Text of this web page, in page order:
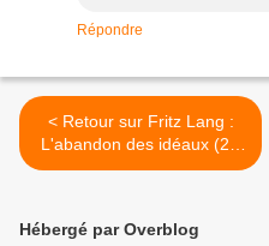
Répondre
< Retour sur Fritz Lang :
L'abandon des idéaux (2),
L'Ange des Maudits
Hébergé par Overblog